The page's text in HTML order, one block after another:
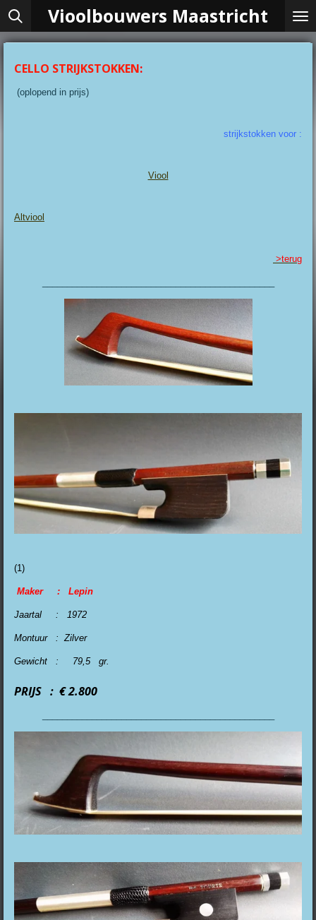
Ga
naar
hoofdinhoud
Vioolbouwers Maastricht
CELLO STRIJKSTOKKEN:
(oplopend in prijs)
strijkstokken voor :
Viool
Altviool
>terug
(1)
Maker : Lepin
Jaartal : 1972
Montuur : Zilver
Gewicht : 79,5 gr.
PRIJS : € 2.800